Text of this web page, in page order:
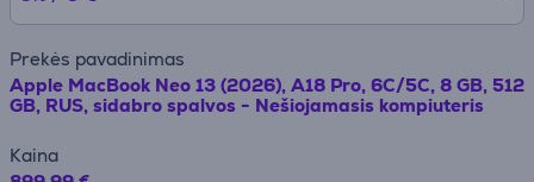
Prekės pavadinimas
Apple MacBook Neo 13 (2026), A18 Pro, 6C/5C, 8 GB, 512
GB, RUS, sidabro spalvos - Nešiojamasis kompiuteris
Kaina